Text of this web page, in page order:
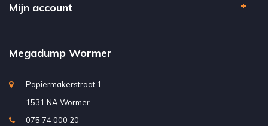
Mijn account
Megadump Wormer
Papiermakerstraat 1
1531 NA Wormer
075 74 000 20